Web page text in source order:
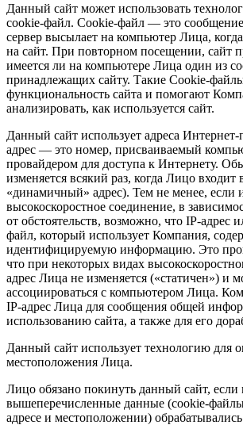
Данный сайт может использовать
cookie-файл. Сookie-файл — это
сервер высылает на компьютер Лица,
на сайт. При повторном посещении, сайт
имеется ли на компьютере Лица один из
принадлежащих сайту. Такие Cookie-
функциональность сайта и помогают
анализировать, как используется сайт.
Данный сайт использует адреса
адрес — это номер, присваиваемый
провайдером для доступа к Интернету.
изменяется всякий раз, когда Лицо входит
«динамичный» адрес). Тем не менее, если
высокоскоростное соединение, в
от обстоятельств, возможно, что IP-адрес
файл, который использует Компания,
идентифицируемую информацию. Это
что при некоторых видах
адрес Лица не изменяется («статичен») и
ассоциироваться с компьютером Лица.
IP-адрес Лица для сообщения общей
использованию сайта, а также для его
Данный сайт использует технологию для
местоположения Лица.
Лицо обязано покинуть данный сайт, если
вышеперечисленные данные (cookie-
адресе и местоположении)